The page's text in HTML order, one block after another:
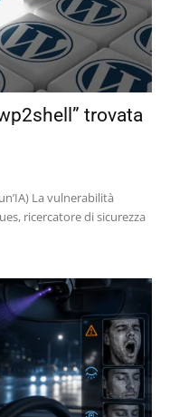
trovata
ricercatore di sicurezza